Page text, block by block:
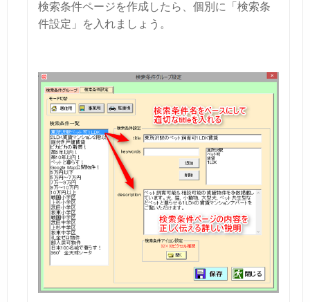
検索条件ページを作成したら、個別に「検索条
件設定」を入れましょう。